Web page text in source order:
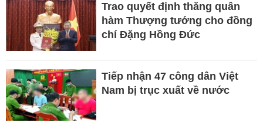
Trao quyết định thăng quân
hàm Thượng tướng cho đồng
chí Đặng Hồng Đức
Tiếp nhận 47 công dân Việt
Nam bị trục xuất về nước